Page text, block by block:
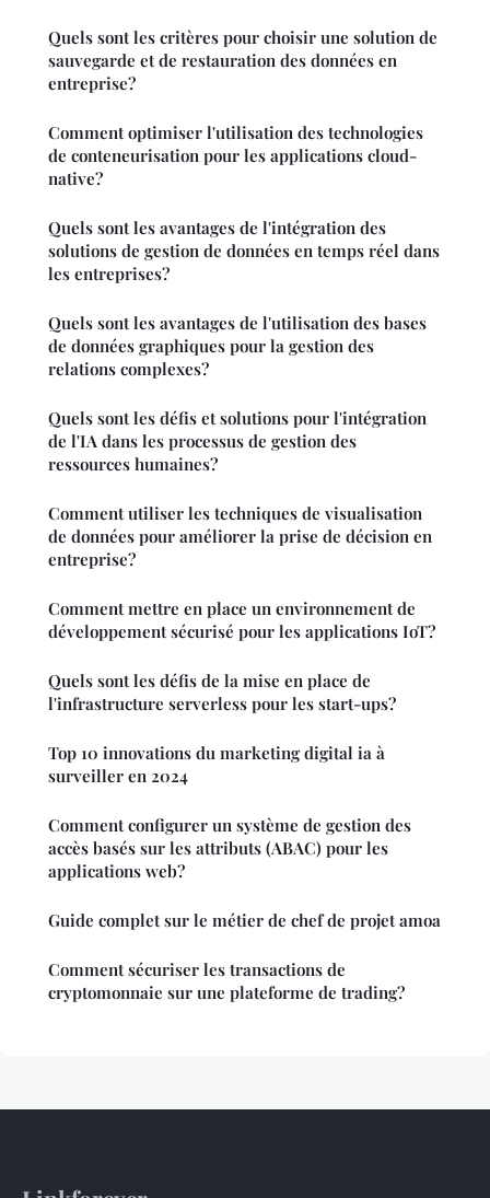
Quels sont les critères pour choisir une solution de
sauvegarde et de restauration des données en
entreprise?
Comment optimiser l'utilisation des technologies
de conteneurisation pour les applications cloud-
native?
Quels sont les avantages de l'intégration des
solutions de gestion de données en temps réel dans
les entreprises?
Quels sont les avantages de l'utilisation des bases
de données graphiques pour la gestion des
relations complexes?
Quels sont les défis et solutions pour l'intégration
de l'IA dans les processus de gestion des
ressources humaines?
Comment utiliser les techniques de visualisation
de données pour améliorer la prise de décision en
entreprise?
Comment mettre en place un environnement de
développement sécurisé pour les applications IoT?
Quels sont les défis de la mise en place de
l'infrastructure serverless pour les start-ups?
Top 10 innovations du marketing digital ia à
surveiller en 2024
Comment configurer un système de gestion des
accès basés sur les attributs (ABAC) pour les
applications web?
Guide complet sur le métier de chef de projet amoa
Comment sécuriser les transactions de
cryptomonnaie sur une plateforme de trading?